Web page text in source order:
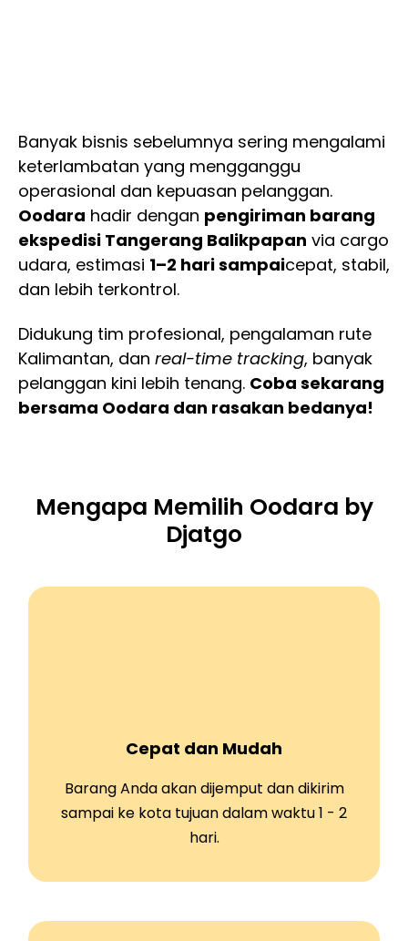
Banyak bisnis sebelumnya sering mengalami
keterlambatan yang mengganggu
operasional dan kepuasan pelanggan.
Oodara hadir dengan pengiriman barang
ekspedisi Tangerang Balikpapan via cargo
udara, estimasi 1–2 hari sampaicepat, stabil,
dan lebih terkontrol.
Didukung tim profesional, pengalaman rute
Kalimantan, dan real-time tracking, banyak
pelanggan kini lebih tenang. Coba sekarang
bersama Oodara dan rasakan bedanya!
Mengapa Memilih Oodara by
Djatgo
Cepat dan Mudah
Barang Anda akan dijemput dan dikirim
sampai ke kota tujuan dalam waktu 1 - 2
hari.